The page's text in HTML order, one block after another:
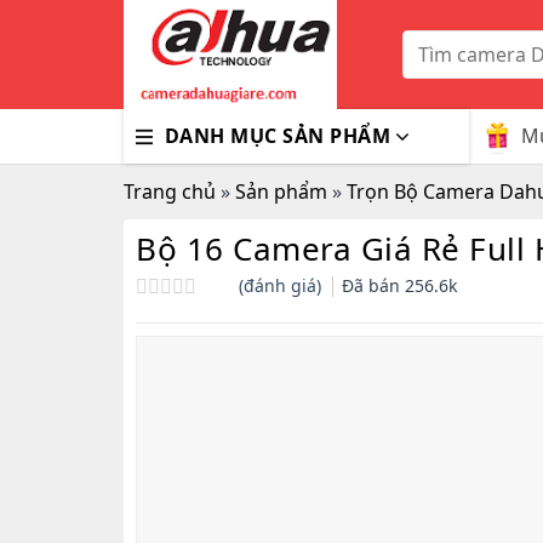
Tìm
kiếm:
DANH MỤC SẢN PHẨM
Trang chủ »Sản phẩm »Trọn Bộ Camera
Bộ 16 Camera Giá Rẻ Full
(đánh giá) Đã bán 256.6k